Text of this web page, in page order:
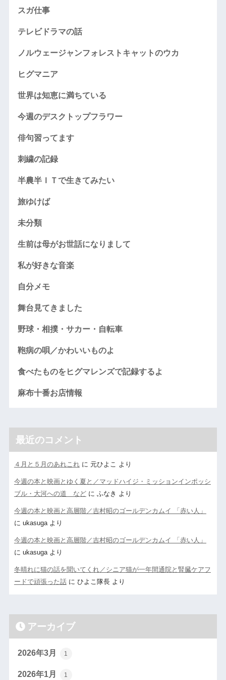
スガ仕事
テレビドラマの話
ノルウェージャンフォレストキャットのウカ
ヒグマニア
世界は知恵に満ちている
今週のデスクトップフラワー
俳句習ってます
刺繍の記録
半農半ＩＴで生きてみたい
旅ゆけば
未分類
生前は母がお世話になりまして
私が好きな音楽
自分メモ
舞台見てきました
野球・相撲・サカー・自転車
鞄病の唄／かわいいものよ
食べたものをヒグマレンズで記録するよ
麻布十番お店情報
最近のコメント
４月と５月のあれこれに 元ひよこ より
今週の本と映画とゆく夏と／マッドハイジ・ミッションインポッシ
ブル・大河への道 などに ふなき より
今週の本と映画と高層階／吉村昭のゴールデンカムイ 「赤い人」
に ukasugaより
今週の本と映画と高層階／吉村昭のゴールデンカムイ 「赤い人」
に ukasugaより
冬晴れに猫の話を聞いてくれ／シニア猫が一年間通院と腎臓ケアフ
ードで頑張った話に ひよこ隊長より
アーカイブ
2026年3月 1
2026年1月 1